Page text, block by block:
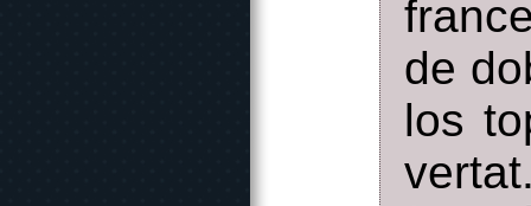
de
los